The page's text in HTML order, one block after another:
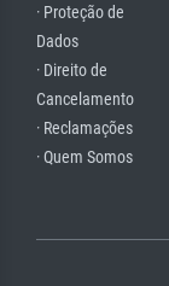
· Proteção de
Dados
· Direito de
Cancelamento
· Reclamações
· Quem Somos